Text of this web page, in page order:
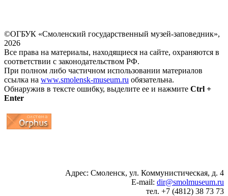
©ОГБУК «Смоленский государственный музей-заповедник»,
2026
Все права на материалы, находящиеся на сайте, охраняются в
соответствии с законодательством РФ.
При полном либо частичном использовании материалов
ссылка на www.smolensk-museum.ru обязательна.
Обнаружив в тексте ошибку, выделите ее и нажмите Ctrl +
Enter
Адрес: Смоленск, ул. Коммунистическая, д. 4
E-mail: dir@smolmuseum.ru
тел. +7 (4812) 38 73 73